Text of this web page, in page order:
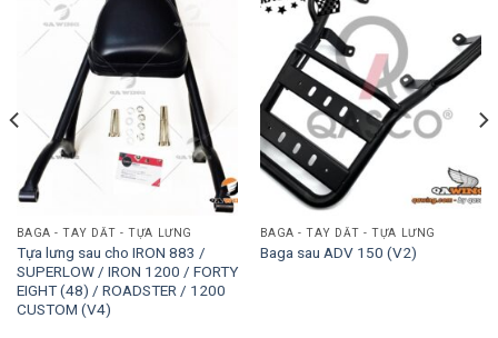
BAGA - TAY DẮT - TỰA LƯNG
Tựa lưng sau cho IRON 883 /
SUPERLOW / IRON 1200 / FORTY
EIGHT (48) / ROADSTER / 1200
CUSTOM (V4)
BAGA - TAY DẮT - TỰA LƯNG
Baga sau ADV 150 (V2)